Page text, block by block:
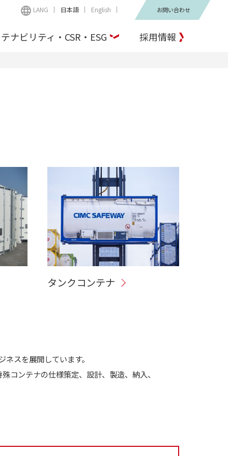
LANG 日本語 English お問い合わせ
ナビリティ・CSR・ESG 採用情報
タンクコンテナ
スを展開しています。
コンテナの仕様策定、設計、製造、納入、